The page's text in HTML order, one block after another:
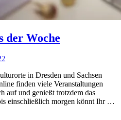
der Woche
in Dresden und Sachsen
finden viele Veranstaltungen
auf und genießt trotzdem das
einschließlich morgen könnt Ihr …